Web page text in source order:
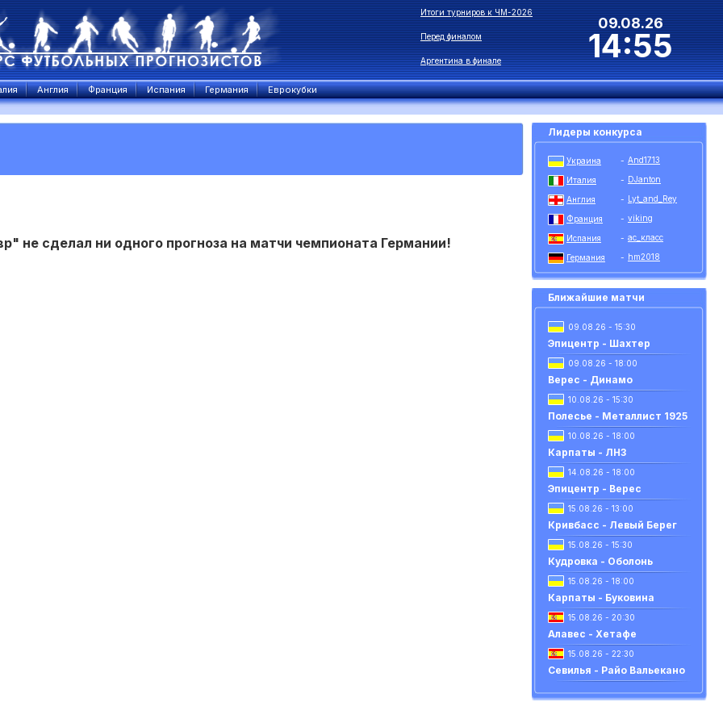
Итоги турниров к ЧМ-2026
Перед финалом
Аргентина в финале
09.08.26
14:55
Англия Франция Испания Германия Еврокубки
не сделал ни одного прогноза на матчи чемпионата Германии!
Лидеры конкурса
Украина - And1713
Италия - DJanton
Англия - Lyt_and_Rey
Франция - viking
Испания - ас_класс
Германия - hm2018
Ближайшие матчи
09.08.26 - 15:30
Эпицентр - Шахтер
09.08.26 - 18:00
Верес - Динамо
10.08.26 - 15:30
Полесье - Металлист 1925
10.08.26 - 18:00
Карпаты - ЛНЗ
14.08.26 - 18:00
Эпицентр - Верес
15.08.26 - 13:00
Кривбасс - Левый Берег
15.08.26 - 15:30
Кудровка - Оболонь
15.08.26 - 18:00
Карпаты - Буковина
15.08.26 - 20:30
Алавес - Хетафе
15.08.26 - 22:30
Севилья - Райо Вальекано